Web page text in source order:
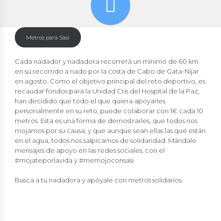
Metros para Sasi
Cada nadador y nadadora recorrerá un mínimo de 60 km
en su recorrido a nado por la costa de Cabo de Gata-Níjar
en agosto. Como el objetivo principal del reto deportivo, es
recaudar fondos para la Unidad Cris del Hospital de la Paz,
han decidido que todo el que quiera apoyarles
personalmente en su reto, puede colaborar con 1€ cada 10
metros. Esta es una forma de demostrarles, que todos nos
mojamos por su causa, y que aunque sean ellas las que están
en el agua, todos nos salpicamos de solidaridad. Mándale
mensajes de apoyo en las redes sociales, con el
#mojateporlavida y #memojoconsasi
Busca a tu nadadora y apóyale con metros solidarios.
0
1
2
3
4
5
0
1
2
3
4
5